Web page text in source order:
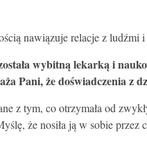
nawiązuje relacje z
wybitną lekarką i
Pani, że doświadczenia z
z tym, co otrzymała od
że nosiła ją w sobie